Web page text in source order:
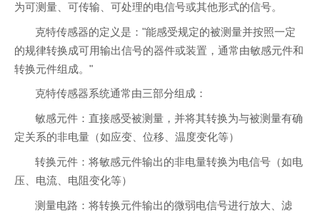
为可测量、可传输、可处理的电信号或其他形式的信号。
克特传感器的定义是："能感受规定的被测量并按照一定
的规律转换成可用输出信号的器件或装置，通常由敏感元件和
转换元件组成。"
克特传感器系统通常由三部分组成：
敏感元件：直接感受被测量，并将其转换为与被测量有确
定关系的非电量（如应变、位移、温度变化等）
转换元件：将敏感元件输出的非电量转换为电信号（如电
压、电流、电阻变化等）
测量电路：将转换元件输出的微弱电信号进行放大、滤